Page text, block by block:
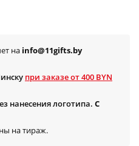
на info@11gifts.by
при заказе от 400 BYN
нанесения логотипа. С
на тираж.